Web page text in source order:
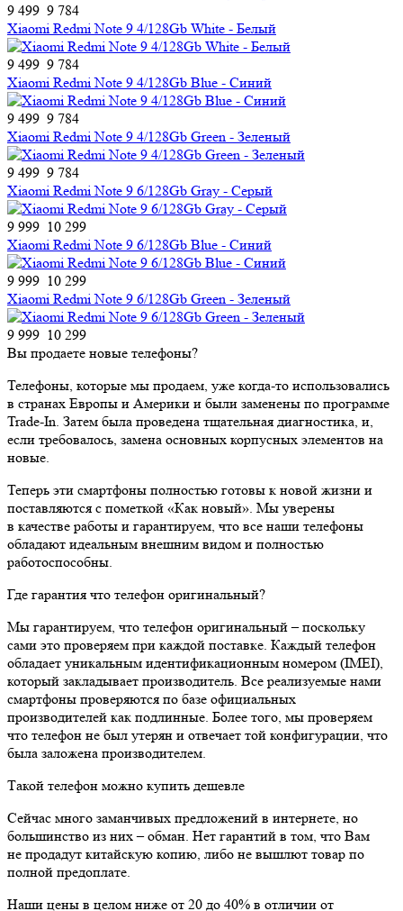
9 499 9 784
Xiaomi Redmi Note 9 4/128Gb White - Белый
9 499 9 784
Xiaomi Redmi Note 9 4/128Gb Blue - Синий
9 499 9 784
Xiaomi Redmi Note 9 4/128Gb Green - Зеленый
9 499 9 784
Xiaomi Redmi Note 9 6/128Gb Gray - Серый
9 999 10 299
Xiaomi Redmi Note 9 6/128Gb Blue - Синий
9 999 10 299
Xiaomi Redmi Note 9 6/128Gb Green - Зеленый
9 999 10 299
Вы продаете новые телефоны?
Телефоны, которые мы продаем, уже когда-то использовались
в странах Европы и Америки и были заменены по программе
Trade-In. Затем была проведена тщательная диагностика, и,
если требовалось, замена основных корпусных элементов на
новые.
Теперь эти смартфоны полностью готовы к новой жизни и
поставляются с пометкой «Как новый». Мы уверены
в качестве работы и гарантируем, что все наши телефоны
обладают идеальным внешним видом и полностью
работоспособны.
Где гарантия что телефон оригинальный?
Мы гарантируем, что телефон оригинальный – поскольку
сами это проверяем при каждой поставке. Каждый телефон
обладает уникальным идентификационным номером (IMEI),
который закладывает производитель. Все реализуемые нами
смартфоны проверяются по базе официальных
производителей как подлинные. Более того, мы проверяем
что телефон не был утерян и отвечает той конфигурации, что
была заложена производителем.
Такой телефон можно купить дешевле
Сейчас много заманчивых предложений в интернете, но
большинство из них – обман. Нет гарантий в том, что Вам
не продадут китайскую копию, либо не вышлют товар по
полной предоплате.
Наши цены в целом ниже от 20 до 40% в отличии от